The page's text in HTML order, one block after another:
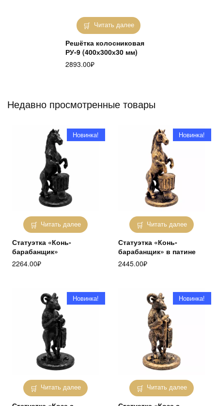
Читать далее
Решётка колосниковая
РУ-9 (400х300х30 мм)
2893.00₽
Недавно просмотренные товары
Читать далее
Новинка!
Статуэтка «Конь-
барабанщик»
2264.00₽
Читать далее
Новинка!
Статуэтка «Конь-
барабанщик» в патине
2445.00₽
Читать далее
Новинка!
Читать далее
Новинка!